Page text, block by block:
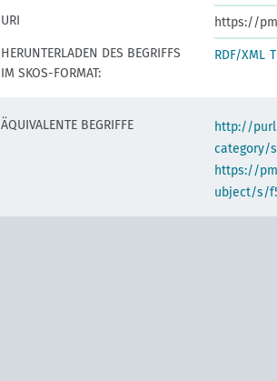
URI
https://
HERUNTERLADEN DES BEGRIFFS
IM SKOS-FORMAT:
RDF/XML
ÄQUIVALENTE BEGRIFFE
http://
category/
https://
ubject/s/